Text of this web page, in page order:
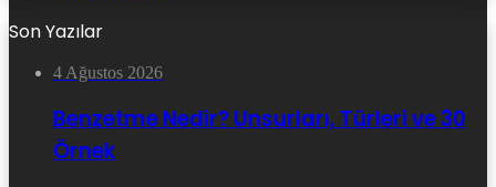
Son Yazılar
4 Ağustos 2026
Benzetme Nedir? Unsurları, Türleri ve 30
Örnek